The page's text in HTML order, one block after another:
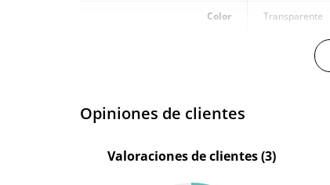
Color Transparente
Opiniones de clientes
Valoraciones de clientes (3)